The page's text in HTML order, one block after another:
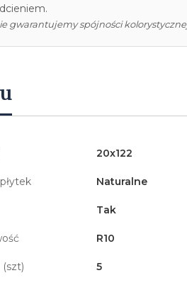
gwarantujemy spójności
20x122
Naturalne
Tak
R10
5